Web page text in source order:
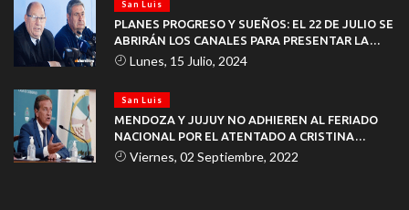
San Luis
PLANES PROGRESO Y SUEÑOS: EL 22 DE JULIO SE
ABRIRÁN LOS CANALES PARA PRESENTAR LA
DOCUMENTACIÓN
Lunes, 15 Julio, 2024
San Luis
MENDOZA Y JUJUY NO ADHIEREN AL FERIADO
NACIONAL POR EL ATENTADO A CRISTINA
KIRCHNER
Viernes, 02 Septiembre, 2022